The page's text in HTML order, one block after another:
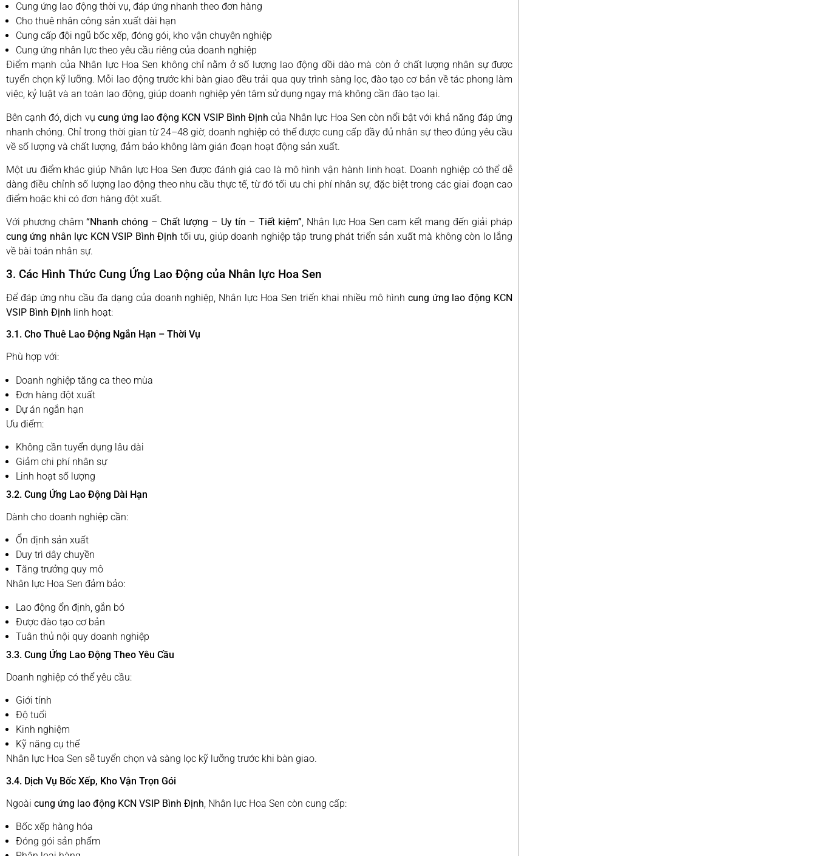
Cung ứng lao động thời vụ, đáp ứng nhanh theo đơn hàng
Cho thuê nhân công sản xuất dài hạn
Cung cấp đội ngũ bốc xếp, đóng gói, kho vận chuyên nghiệp
Cung ứng nhân lực theo yêu cầu riêng của doanh nghiệp
Điểm mạnh của Nhân lực Hoa Sen không chỉ nằm ở số lượng lao động dồi dào mà còn ở chất lượng nhân sự được
tuyển chọn kỹ lưỡng. Mỗi lao động trước khi bàn giao đều trải qua quy trình sàng lọc, đào tạo cơ bản về tác phong làm
việc, kỷ luật và an toàn lao động, giúp doanh nghiệp yên tâm sử dụng ngay mà không cần đào tạo lại.
Bên cạnh đó, dịch vụ cung ứng lao động KCN VSIP Bình Định của Nhân lực Hoa Sen còn nổi bật với khả năng đáp ứng
nhanh chóng. Chỉ trong thời gian từ 24–48 giờ, doanh nghiệp có thể được cung cấp đầy đủ nhân sự theo đúng yêu cầu
về số lượng và chất lượng, đảm bảo không làm gián đoạn hoạt động sản xuất.
Một ưu điểm khác giúp Nhân lực Hoa Sen được đánh giá cao là mô hình vận hành linh hoạt. Doanh nghiệp có thể dễ
dàng điều chỉnh số lượng lao động theo nhu cầu thực tế, từ đó tối ưu chi phí nhân sự, đặc biệt trong các giai đoạn cao
điểm hoặc khi có đơn hàng đột xuất.
Với phương châm “Nhanh chóng – Chất lượng – Uy tín – Tiết kiệm”, Nhân lực Hoa Sen cam kết mang đến giải pháp
cung ứng nhân lực KCN VSIP Bình Định tối ưu, giúp doanh nghiệp tập trung phát triển sản xuất mà không còn lo lắng
về bài toán nhân sự.
3. Các Hình Thức Cung Ứng Lao Động của Nhân lực Hoa Sen
Để đáp ứng nhu cầu đa dạng của doanh nghiệp, Nhân lực Hoa Sen triển khai nhiều mô hình cung ứng lao động KCN
VSIP Bình Định linh hoạt:
3.1. Cho Thuê Lao Động Ngắn Hạn – Thời Vụ
Phù hợp với:
Doanh nghiệp tăng ca theo mùa
Đơn hàng đột xuất
Dự án ngắn hạn
Ưu điểm:
Không cần tuyển dụng lâu dài
Giảm chi phí nhân sự
Linh hoạt số lượng
3.2. Cung Ứng Lao Động Dài Hạn
Dành cho doanh nghiệp cần:
Ổn định sản xuất
Duy trì dây chuyền
Tăng trưởng quy mô
Nhân lực Hoa Sen đảm bảo:
Lao động ổn định, gắn bó
Được đào tạo cơ bản
Tuân thủ nội quy doanh nghiệp
3.3. Cung Ứng Lao Động Theo Yêu Cầu
Doanh nghiệp có thể yêu cầu:
Giới tính
Độ tuổi
Kinh nghiệm
Kỹ năng cụ thể
Nhân lực Hoa Sen sẽ tuyển chọn và sàng lọc kỹ lưỡng trước khi bàn giao.
3.4. Dịch Vụ Bốc Xếp, Kho Vận Trọn Gói
Ngoài cung ứng lao động KCN VSIP Bình Định , Nhân lực Hoa Sen còn cung cấp:
Bốc xếp hàng hóa
Đóng gói sản phẩm